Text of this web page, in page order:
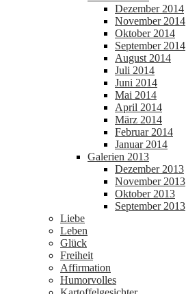
Dezember 2014
November 2014
Oktober 2014
September 2014
August 2014
Juli 2014
Juni 2014
Mai 2014
April 2014
März 2014
Februar 2014
Januar 2014
Galerien 2013
Dezember 2013
November 2013
Oktober 2013
September 2013
Liebe
Leben
Glück
Freiheit
Affirmation
Humorvolles